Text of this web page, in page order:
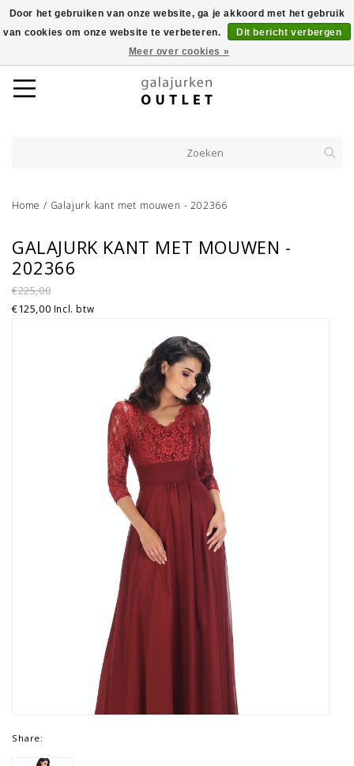
Home / Galajurk kant met mouwen - 202366
GALAJURK KANT MET MOUWEN -
202366
€225,00
€125,00 Incl. btw
Share:
Door het gebruiken van onze website, ga je akkoord met het gebruik
van cookies om onze website te verbeteren.
Dit bericht verbergen
Meer over cookies »